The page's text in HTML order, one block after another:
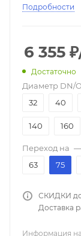
описание в
большой
Подробности
6 355 ₽
Достаточно
Диаметр DN/
32
40
140 160
Переход на —
63
75
СКИДКИ
Доставка
Информация